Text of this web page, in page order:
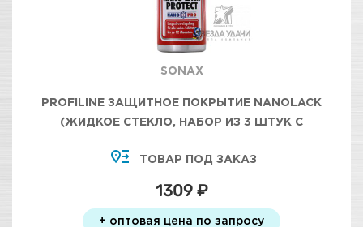
SONAX
PROFILINE ЗАЩИТНОЕ ПОКРЫТИЕ NANOLACK
(ЖИДКОЕ СТЕКЛО, НАБОР ИЗ 3 ШТУК С
ТОВАР ПОД ЗАКАЗ
1309 ₽
+ оптовая цена по запросу